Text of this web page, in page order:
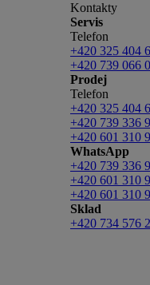
Kontakty
Servis
Telefon
+420 325 404
+420 739 066
Prodej
Telefon
+420 325 404
+420 739 336
+420 601 310
WhatsApp
+420 739 336
+420 601 310
+420 601 310
Sklad
+420 734 576